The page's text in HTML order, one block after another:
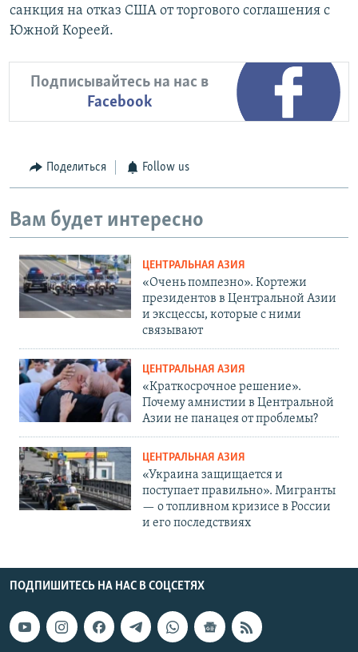
санкция на отказ США от торгового соглашения с
Южной Кореей.
Подписывайтесь на нас в
Facebook
Поделиться Follow us
Вам будет интересно
ЦЕНТРАЛЬНАЯ АЗИЯ
«Очень помпезно». Кортежи
президентов в Центральной Азии
и эксцессы, которые с ними
связывают
ЦЕНТРАЛЬНАЯ АЗИЯ
«Краткосрочное решение».
Почему амнистии в Центральной
Азии не панацея от проблемы?
ЦЕНТРАЛЬНАЯ АЗИЯ
«Украина защищается и
поступает правильно». Мигранты
— о топливном кризисе в России
и его последствиях
ПОДПИШИТЕСЬ НА НАС В СОЦСЕТЯХ